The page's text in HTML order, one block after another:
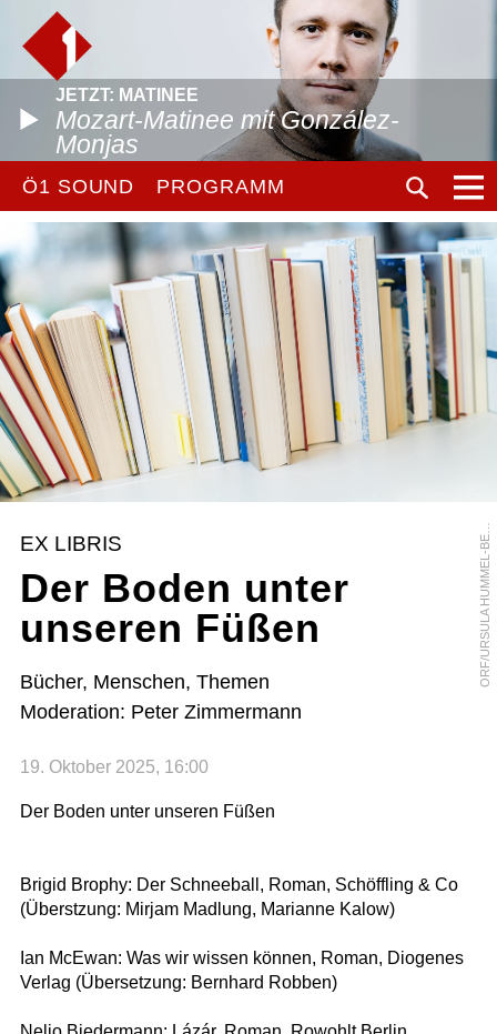
JETZT: MATINEE
Mozart-Matinee mit González-
Monjas
Ö1 SOUND PROGRAMM
O
R
F
/
U
R
S
U
L
A
H
U
M
M
E
L
-
B
E
R
G
E
R
EX LIBRIS
Der Boden unter
unseren Füßen
Bücher, Menschen, Themen
Moderation: Peter Zimmermann
19. Oktober 2025, 16:00
Der Boden unter unseren Füßen
Brigid Brophy: Der Schneeball, Roman, Schöffling & Co
(Überstzung: Mirjam Madlung, Marianne Kalow)
Ian McEwan: Was wir wissen können, Roman, Diogenes
Verlag (Übersetzung: Bernhard Robben)